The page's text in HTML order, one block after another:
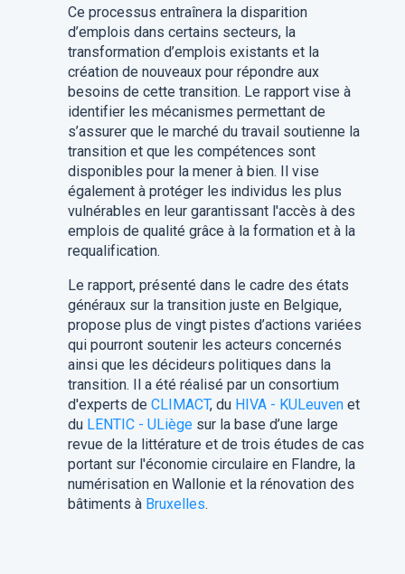
Ce processus entraînera la disparition
d’emplois dans certains secteurs, la
transformation d’emplois existants et la
création de nouveaux pour répondre aux
besoins de cette transition. Le rapport vise à
identifier les mécanismes permettant de
s’assurer que le marché du travail soutienne la
transition et que les compétences sont
disponibles pour la mener à bien. Il vise
également à protéger les individus les plus
vulnérables en leur garantissant l'accès à des
emplois de qualité grâce à la formation et à la
requalification.
Le rapport, présenté dans le cadre des états
généraux sur la transition juste en Belgique,
propose plus de vingt pistes d’actions variées
qui pourront soutenir les acteurs concernés
ainsi que les décideurs politiques dans la
transition. Il a été réalisé par un consortium
d'experts de CLIMACT, du HIVA - KULeuven et
du LENTIC - ULiège sur la base d’une large
revue de la littérature et de trois études de cas
portant sur l'économie circulaire en Flandre, la
numérisation en Wallonie et la rénovation des
bâtiments à Bruxelles.